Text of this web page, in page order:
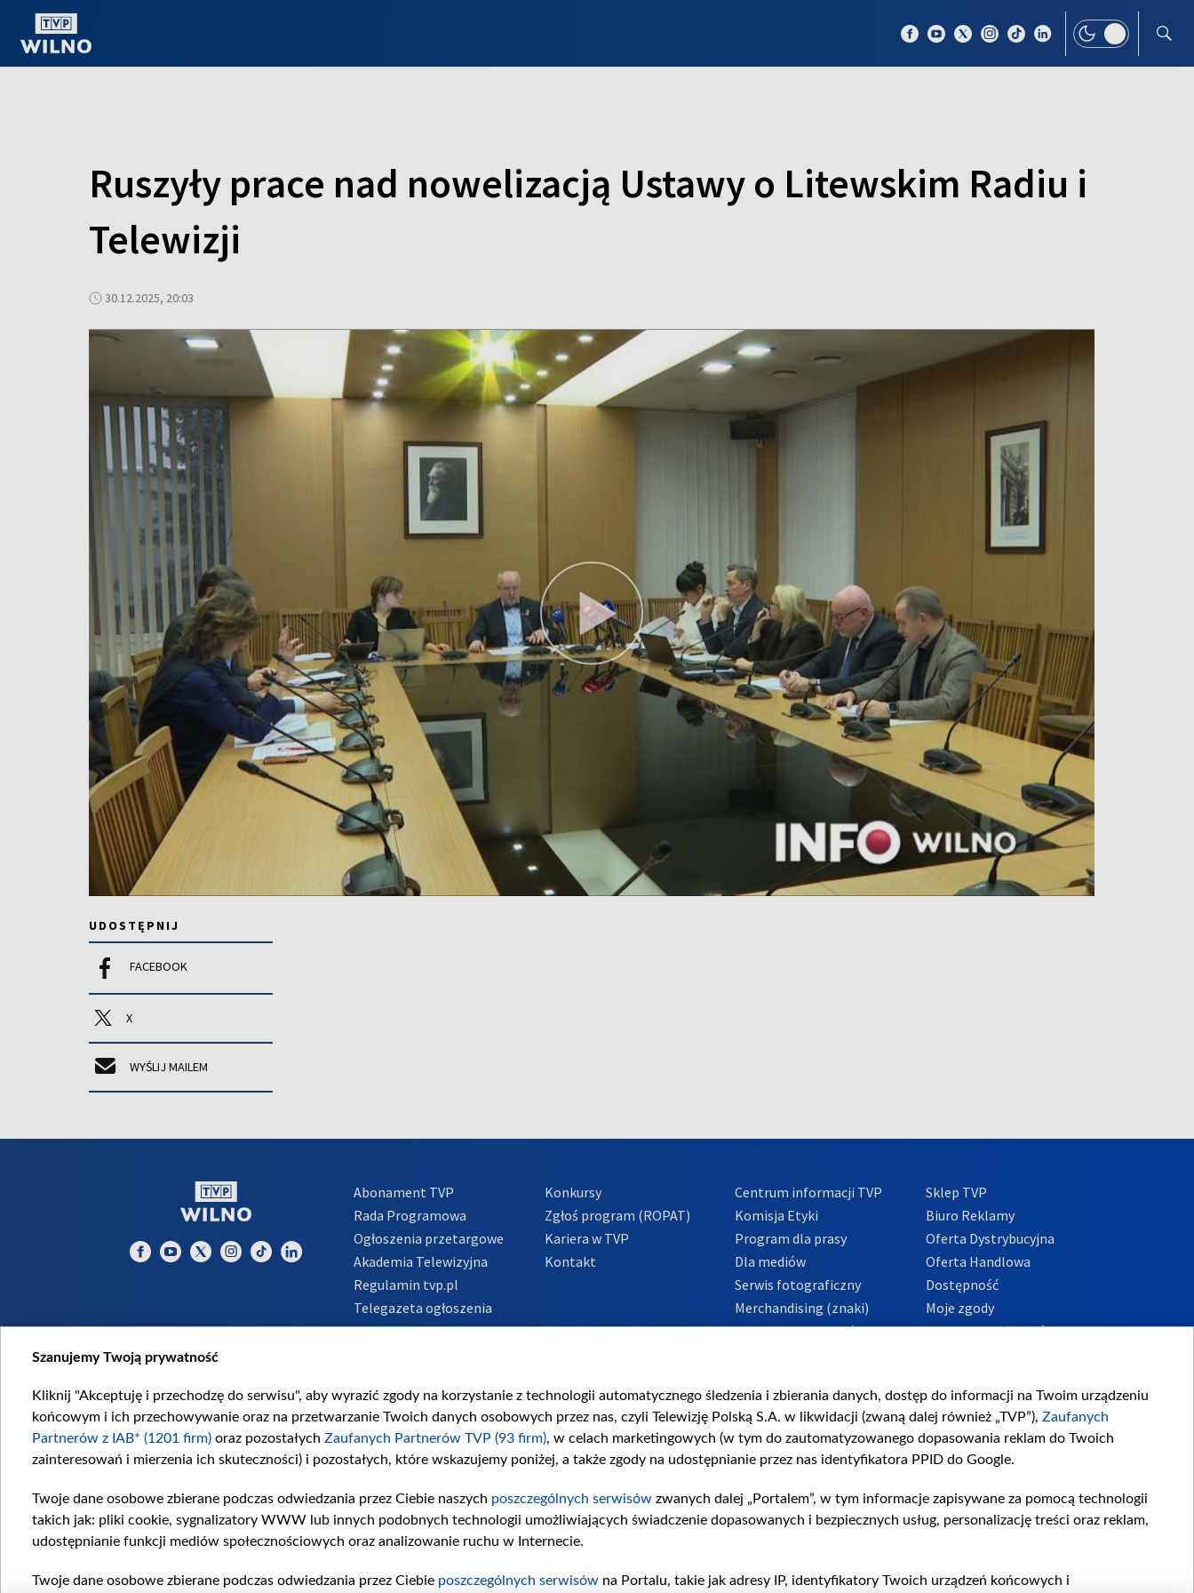
Ruszyły prace nad nowelizacją Ustawy o Litewskim Radiu i
Telewizji
30.12.2025, 20:03
UDOSTĘPNIJ
FACEBOOK
X
WYŚLIJ MAILEM
Abonament TVP
Rada Programowa
Ogłoszenia przetargowe
Akademia Telewizyjna
Regulamin tvp.pl
Telegazeta ogłoszenia
Informacje o nadawcy
Konkursy
Zgłoś program (ROPAT)
Kariera w TVP
Kontakt
Centrum informacji TVP
Komisja Etyki
Program dla prasy
Dla mediów
Serwis fotograficzny
Merchandising (znaki)
Polityka Prywatności
Sklep TVP
Biuro Reklamy
Oferta Dystrybucyjna
Oferta Handlowa
Dostępność
Moje zgody
Procedura zgłoszeń
Szanujemy Twoją prywatność
Kliknij "Akceptuję i przechodzę do serwisu", aby wyrazić zgody na korzystanie z technologii automatycznego śledzenia i zbierania danych, dostęp do informacji na Twoim urządzeniu
końcowym i ich przechowywanie oraz na przetwarzanie Twoich danych osobowych przez nas, czyli Telewizję Polską S.A. w likwidacji (zwaną dalej również „TVP”), Zaufanych
Partnerów z IAB* (1201 firm) oraz pozostałych Zaufanych Partnerów TVP (93 firm), w celach marketingowych (w tym do zautomatyzowanego dopasowania reklam do Twoich
zainteresowań i mierzenia ich skuteczności) i pozostałych, które wskazujemy poniżej, a także zgody na udostępnianie przez nas identyfikatora PPID do Google.
Twoje dane osobowe zbierane podczas odwiedzania przez Ciebie naszych poszczególnych serwisów zwanych dalej „Portalem”, w tym informacje zapisywane za pomocą technologii
takich jak: pliki cookie, sygnalizatory WWW lub innych podobnych technologii umożliwiających świadczenie dopasowanych i bezpiecznych usług, personalizację treści oraz reklam,
udostępnianie funkcji mediów społecznościowych oraz analizowanie ruchu w Internecie.
Twoje dane osobowe zbierane podczas odwiedzania przez Ciebie poszczególnych serwisów na Portalu, takie jak adresy IP, identyfikatory Twoich urządzeń końcowych i